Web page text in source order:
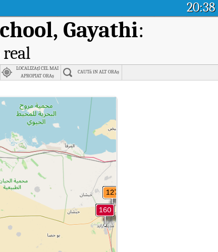
20:38
Gayathi:
LOCALIZAțI CEL MAI
APROPIAT ORAș
CAUTă îN ALT ORAș
Gayathi.